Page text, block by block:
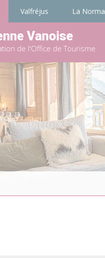
Valfréjus La Norma
Vanoise
de l'Office de Tourisme